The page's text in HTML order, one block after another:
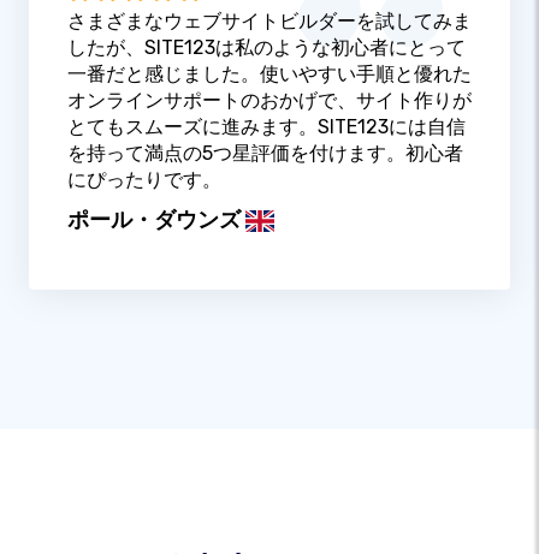
さまざまなウェブサイトビルダーを試してみま
したが、SITE123は私のような初心者にとって
一番だと感じました。使いやすい手順と優れた
オンラインサポートのおかげで、サイト作りが
とてもスムーズに進みます。SITE123には自信
を持って満点の5つ星評価を付けます。初心者
にぴったりです。
ポール・ダウンズ